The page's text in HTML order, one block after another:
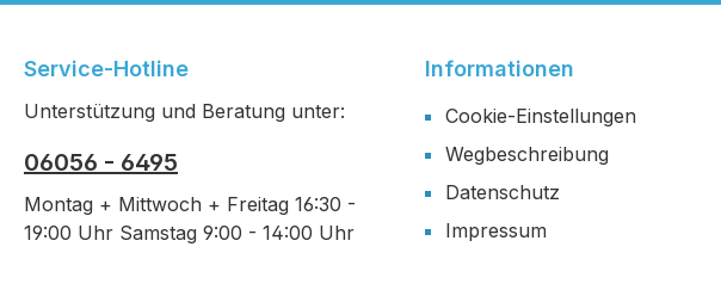
Service-Hotline
Unterstützung und Beratung unter:
06056 - 6495
Montag + Mittwoch + Freitag 16:30 -
19:00 Uhr Samstag 9:00 - 14:00 Uhr
Informationen
Cookie-Einstellungen
Wegbeschreibung
Datenschutz
Impressum